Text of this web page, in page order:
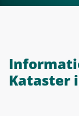
Kataster